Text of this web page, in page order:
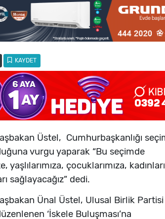
KAYDET
Üstel, Cumhurbaşkanlığı
vurgu yaparak “Bu seçimde
çocuklarımıza,
sağlayacağız” dedi.
Ünal Üstel, Ulusal Birlik
‘İskele Buluşması’na